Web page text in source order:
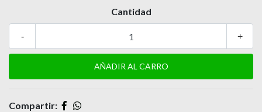
Cantidad
+
-
Compartir: